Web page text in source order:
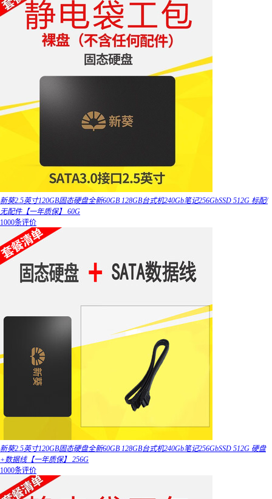
新葵2.5英寸120GB固态硬盘全新60GB 128GB台式机240Gb笔记256GbSSD 512G 标配/
无配件【一年质保】 60G
1000条评价
新葵2.5英寸120GB固态硬盘全新60GB 128GB台式机240Gb笔记256GbSSD 512G 硬盘
+数据线【一年质保】 256G
1000条评价